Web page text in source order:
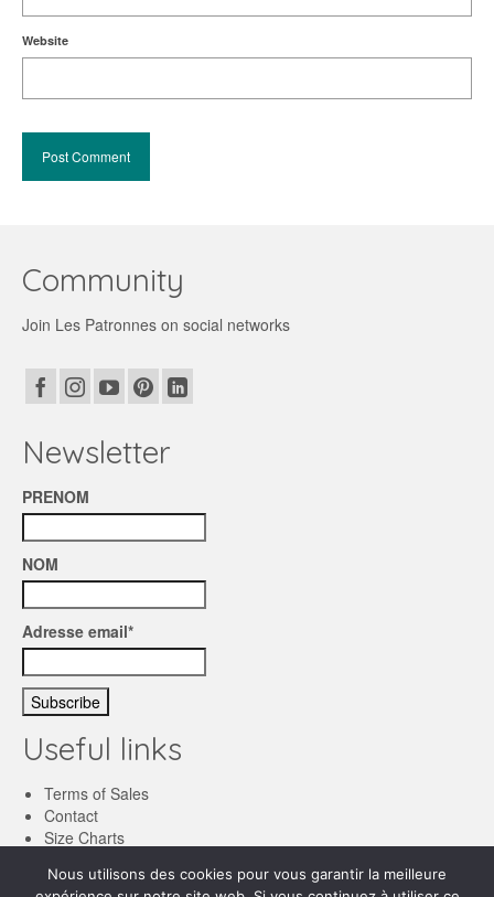
Website
Community
Join Les Patronnes on social networks
Newsletter
PRENOM
NOM
Adresse email*
Useful links
Terms of Sales
Contact
Size Charts
Nous utilisons des cookies pour vous garantir la meilleure